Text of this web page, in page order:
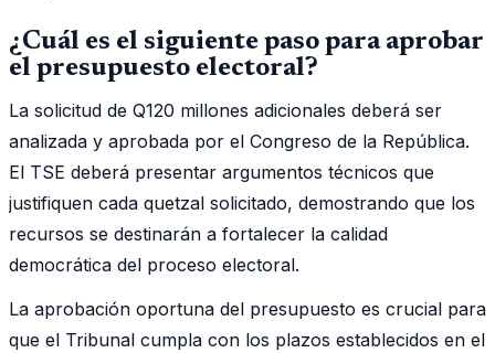
¿Cuál es el siguiente paso para aprobar
el presupuesto electoral?
La solicitud de Q120 millones adicionales deberá ser
analizada y aprobada por el Congreso de la República.
El TSE deberá presentar argumentos técnicos que
justifiquen cada quetzal solicitado, demostrando que los
recursos se destinarán a fortalecer la calidad
democrática del proceso electoral.
La aprobación oportuna del presupuesto es crucial para
que el Tribunal cumpla con los plazos establecidos en el